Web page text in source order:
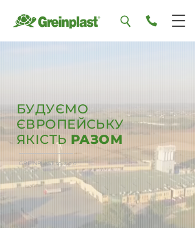
БУДУЄМО
ЄВРОПЕЙСЬКУ
ЯКІСТЬ РАЗОМ
GREINPLAST sp. z o.o.